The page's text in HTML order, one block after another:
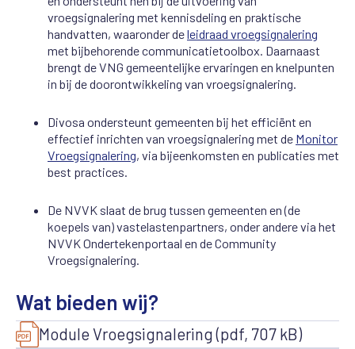
vroegsignalering met kennisdeling en praktische
handvatten, waaronder deleidraad vroegsignalering
met bijbehorende communicatietoolbox. Daarnaast
brengt de VNG gemeentelijke ervaringen en knelpunten
in bij de doorontwikkeling van vroegsignalering.
Divosa ondersteunt gemeenten bij het efficiënt en
effectief inrichten van vroegsignalering met de Monitor
Vroegsignalering, via bijeenkomsten en publicaties met
best practices.
De NVVK slaat de brug tussen gemeenten en (de
koepels van) vastelastenpartners, onder andere via het
NVVK Ondertekenportaal en de Community
Vroegsignalering.
Wat bieden wij?
Module Vroegsignalering (pdf, 707 kB)